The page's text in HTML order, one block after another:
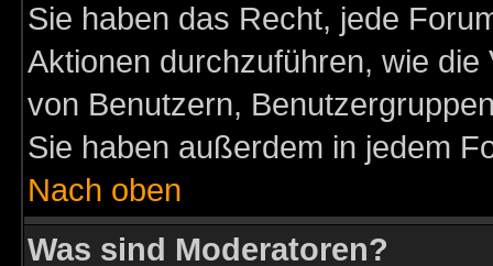
Sie haben das Recht, jede
Aktionen durchzuführen, wie
von Benutzern,
Sie haben außerdem in jedem
Nach oben
Was sind Moderatoren?